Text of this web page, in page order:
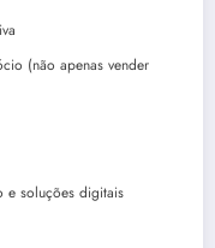
(não apenas vender
e soluções digitais